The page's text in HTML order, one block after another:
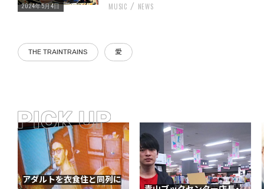
2024年5月4日
MUSIC NEWS
THE TRAINTRAINS 愛
アダルトを衣食住と同列に